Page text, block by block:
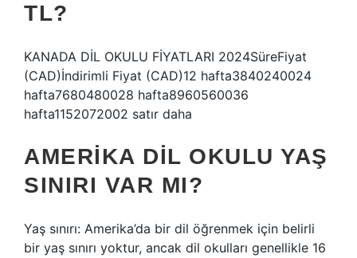
TL?
KANADA DİL OKULU FİYATLARI 2024SüreFiyat
(CAD)İndirimli Fiyat (CAD)12 hafta3840240024
hafta7680480028 hafta8960560036
hafta1152072002 satır daha
AMERIKA DIL OKULU YAŞ
SINIRI VAR MI?
Yaş sınırı: Amerika’da bir dil öğrenmek için belirli
bir yaş sınırı yoktur, ancak dil okulları genellikle 16